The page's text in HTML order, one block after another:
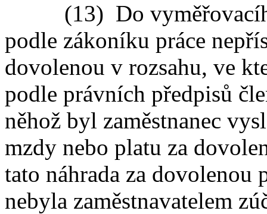
(13) Do vyměřovacího
podle zákoníku práce
dovolenou v rozsahu, ve
podle právních předpisů
něhož byl zaměstnanec
mzdy nebo platu za
tato náhrada za
nebyla zaměstnavatelem